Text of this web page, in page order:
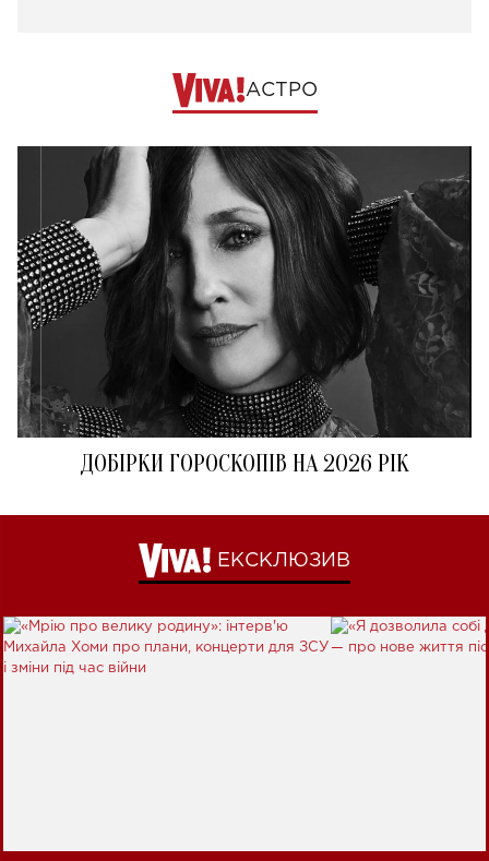
АСТРО
ДОБІРКИ ГОРОСКОПІВ НА 2026 РІК
ЕКСКЛЮЗИВ